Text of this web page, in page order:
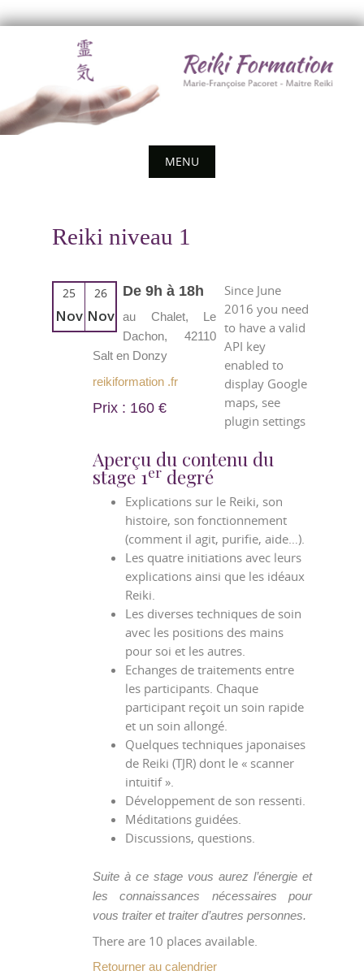
MENU
Reiki niveau 1
25
Nov
26
Nov
Since June
2016 you need
to have a valid
API key
enabled to
display Google
maps, see
plugin settings
De 9h à 18h
au Chalet, Le
Dachon, 42110
Salt en Donzy
reikiformation .fr
Prix : 160 €
Aperçu du contenu du
stage 1er degré
Explications sur le Reiki, son
histoire, son fonctionnement
(comment il agit, purifie, aide…).
Les quatre initiations avec leurs
explications ainsi que les idéaux
Reiki.
Les diverses techniques de soin
avec les positions des mains
pour soi et les autres.
Echanges de traitements entre
les participants. Chaque
participant reçoit un soin rapide
et un soin allongé.
Quelques techniques japonaises
de Reiki (TJR) dont le « scanner
intuitif ».
Développement de son ressenti.
Méditations guidées.
Discussions, questions.
Suite à ce stage vous aurez l’énergie et
les connaissances nécessaires pour
vous traiter et traiter d’autres personnes.
There are 10 places available.
Retourner au calendrier